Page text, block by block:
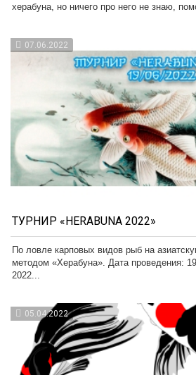
херабуна, но ничего про него не знаю,
07.06.2022
ТУРНИР «HERABUNA 2022»
По ловле карповых видов рыб на
методом «Херабуна». Дата проведения:
2022...
05.04.2022